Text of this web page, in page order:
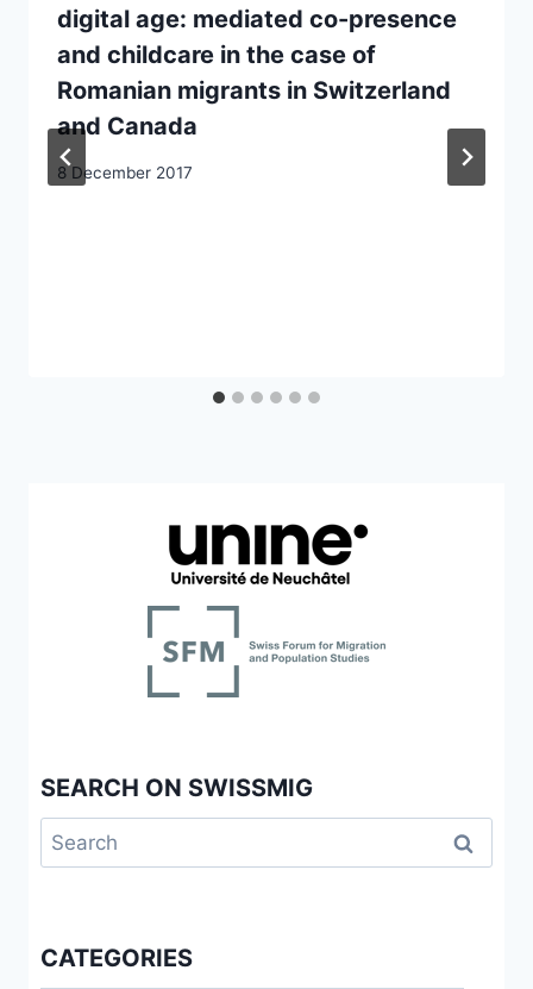
digital age: mediated co-presence
and childcare in the case of
Romanian migrants in Switzerland
and Canada
8 December 2017
SEARCH ON SWISSMIG
Search
for:
CATEGORIES